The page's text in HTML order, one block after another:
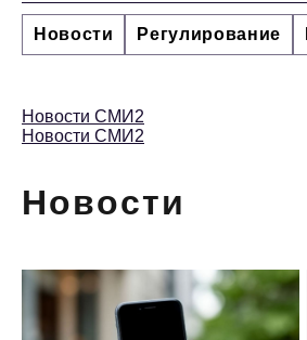
Новости Регулирование
Новости СМИ2
Новости СМИ2
Новости